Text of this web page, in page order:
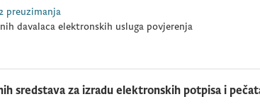
preuzimanja
davalaca elektronskih usluga povjerenja
sredstava za izradu elektronskih potpisa i